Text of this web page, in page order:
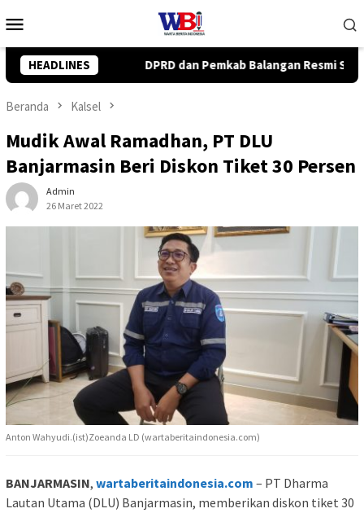
ke
Mobile
HEADLINES
Balangan Resmi Setujui Raperda Perubahan APBD 2026
Beranda Kalsel
Mudik Awal Ramadhan, PT DLU
Banjarmasin Beri Diskon Tiket 30 Persen
Admin
26 Maret 2022
Anton Wahyudi.(ist)Zoeanda LD (wartaberitaindonesia.com)
BANJARMASIN, wartaberitaindonesia.com – PT Dharma
Lautan Utama (DLU) Banjarmasin, memberikan diskon tiket 30